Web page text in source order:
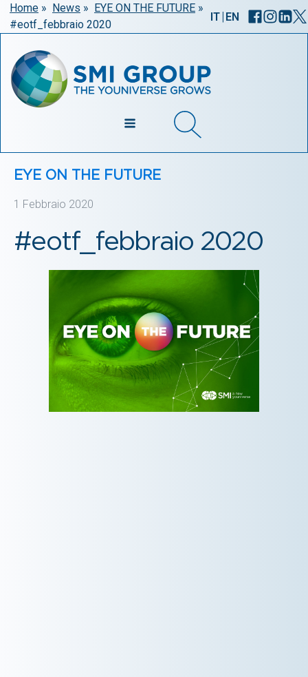
Home » News » EYE ON THE FUTURE »
#eotf_febbraio 2020
IT| EN
EYE ON THE FUTURE
1 Febbraio 2020
#eotf_febbraio 2020